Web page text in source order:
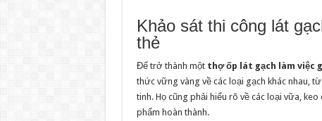
Khảo sát thi công lát
thẻ
Để trở thành một thợ ốp lát gạch làm việc
thức vững vàng về các loại gạch khác nhau,
tinh. Họ cũng phải hiểu rõ về các loại vữa,
phẩm hoàn thành.